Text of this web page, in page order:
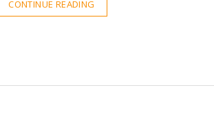
CONTINUE READING